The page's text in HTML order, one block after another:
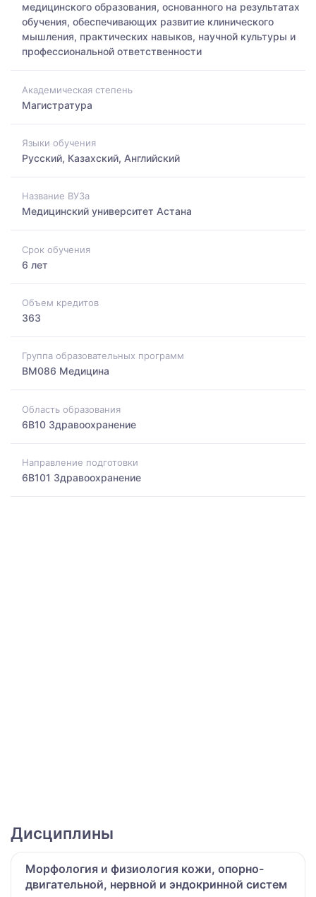
медицинского образования, основанного на результатах
обучения, обеспечивающих развитие клинического
мышления, практических навыков, научной культуры и
профессиональной ответственности
Академическая степень
Магистратура
Языки обучения
Русский, Казахский, Английский
Название ВУЗа
Медицинский университет Астана
Срок обучения
6 лет
Объем кредитов
363
Группа образовательных программ
BM086 Медицина
Область образования
6B10 Здравоохранение
Направление подготовки
6B101 Здравоохранение
Дисциплины
Морфология и физиология кожи, опорно-
двигательной, нервной и эндокринной систем